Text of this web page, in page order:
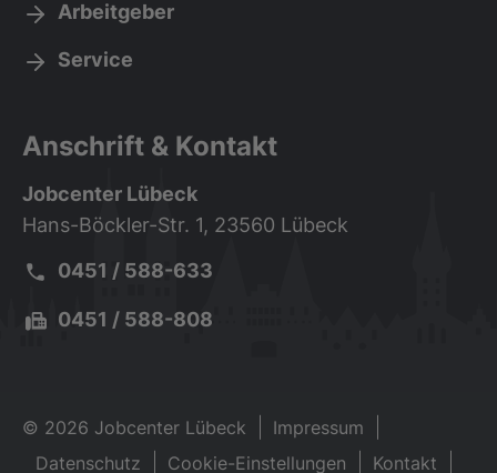
Arbeitgeber
Service
Anschrift & Kontakt
Jobcenter Lübeck
Hans-Böckler-Str. 1, 23560 Lübeck
Telefon:
0451 / 588-633
Fax:0451 / 588-808
© 2026 Jobcenter Lübeck
Impressum
Datenschutz
Cookie-Einstellungen Kontakt